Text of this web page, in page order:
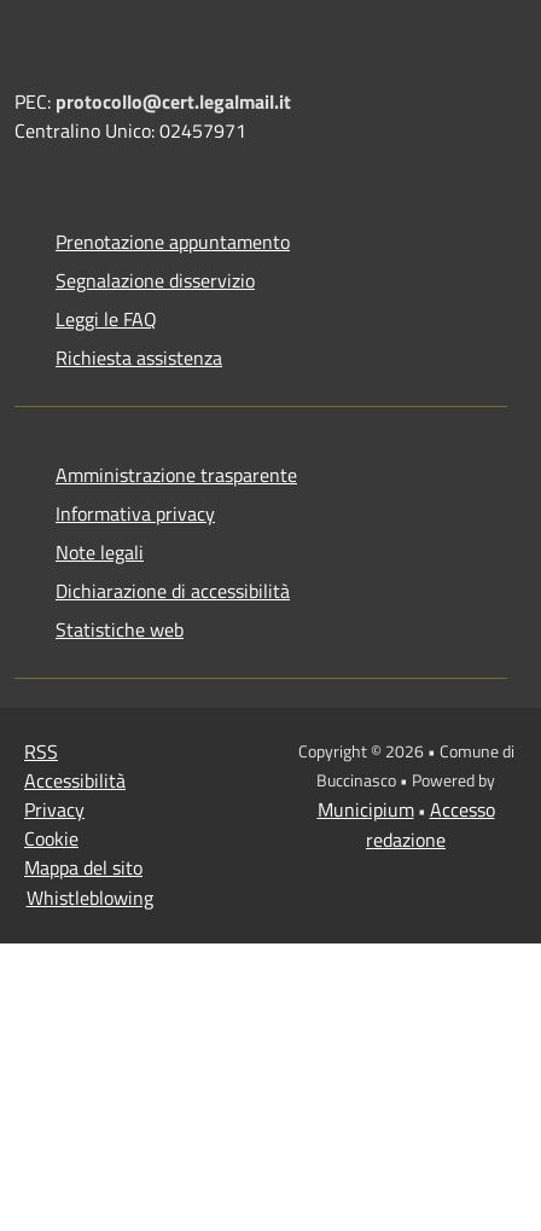
PEC: protocollo@cert.legalmail.it
Centralino Unico: 02457971
Prenotazione appuntamento
Segnalazione disservizio
Leggi le FAQ
Richiesta assistenza
Amministrazione trasparente
Informativa privacy
Note legali
Dichiarazione di accessibilità
Statistiche web
RSS
Accessibilità
Privacy
Cookie
Mappa del sito
Whistleblowing
Copyright © 2026 • Comune di
Buccinasco • Powered by
Municipium• Accesso
redazione